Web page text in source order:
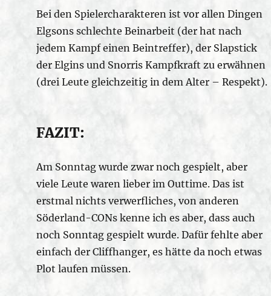
Bei den Spielercharakteren ist vor allen Dingen
Elgsons schlechte Beinarbeit (der hat nach
jedem Kampf einen Beintreffer), der Slapstick
der Elgins und Snorris Kampfkraft zu erwähnen
(drei Leute gleichzeitig in dem Alter – Respekt).
FAZIT:
Am Sonntag wurde zwar noch gespielt, aber
viele Leute waren lieber im Outtime. Das ist
erstmal nichts verwerfliches, von anderen
Söderland-CONs kenne ich es aber, dass auch
noch Sonntag gespielt wurde. Dafür fehlte aber
einfach der Cliffhanger, es hätte da noch etwas
Plot laufen müssen.